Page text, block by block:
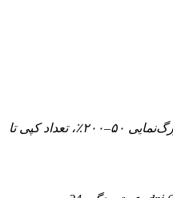
سرعت ۱۸ برگ در دقیقه، بزرگ‌نمایی ۵۰–۲۰۰٪، تعداد کپی تا